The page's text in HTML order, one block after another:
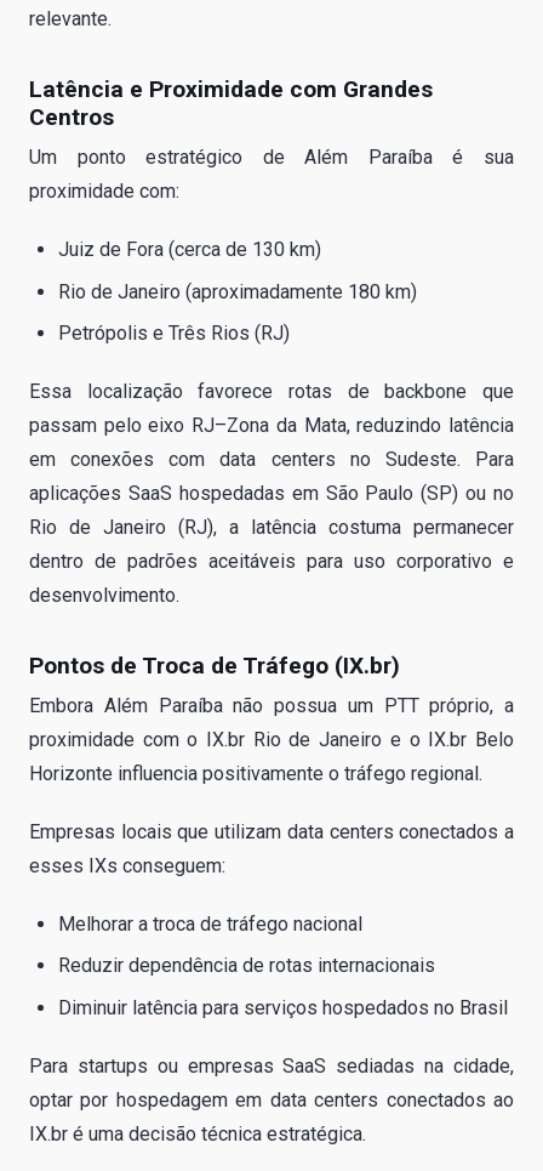
relevante.
Latência e Proximidade com Grandes
Centros
Um ponto estratégico de Além Paraíba é sua
proximidade com:
Juiz de Fora (cerca de 130 km)
Rio de Janeiro (aproximadamente 180 km)
Petrópolis e Três Rios (RJ)
Essa localização favorece rotas de backbone que
passam pelo eixo RJ–Zona da Mata, reduzindo latência
em conexões com data centers no Sudeste. Para
aplicações SaaS hospedadas em São Paulo (SP) ou no
Rio de Janeiro (RJ), a latência costuma permanecer
dentro de padrões aceitáveis para uso corporativo e
desenvolvimento.
Pontos de Troca de Tráfego (IX.br)
Embora Além Paraíba não possua um PTT próprio, a
proximidade com o IX.br Rio de Janeiro e o IX.br Belo
Horizonte influencia positivamente o tráfego regional.
Empresas locais que utilizam data centers conectados a
esses IXs conseguem:
Melhorar a troca de tráfego nacional
Reduzir dependência de rotas internacionais
Diminuir latência para serviços hospedados no Brasil
Para startups ou empresas SaaS sediadas na cidade,
optar por hospedagem em data centers conectados ao
IX.br é uma decisão técnica estratégica.